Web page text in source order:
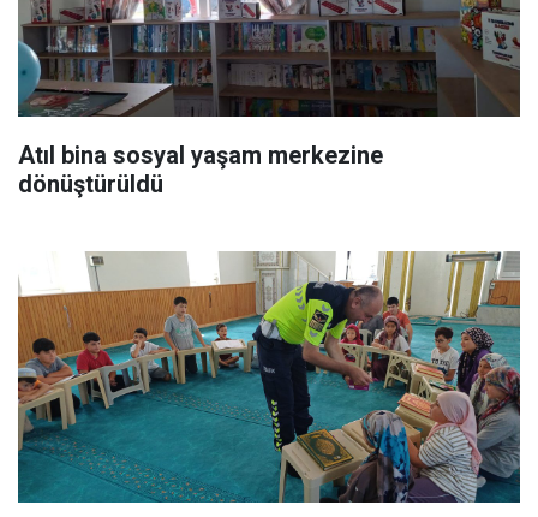
Atıl bina sosyal yaşam merkezine
dönüştürüldü